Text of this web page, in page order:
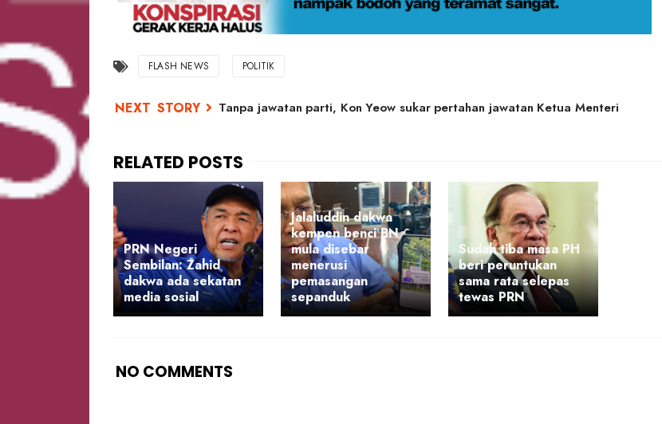
FLASH NEWS POLITIK
Tanpa jawatan parti, Kon Yeow sukar pertahan jawatan Ketua Menteri
PRN Negeri
Sembilan: Zahid
dakwa ada sekatan
media sosial
Jalaluddin dakwa
kempen benci BN
mula disebar
menerusi
pemasangan
sepanduk
Sudah tiba masa PH
beri peruntukan
sama rata selepas
tewas PRN
NO COMMENTS